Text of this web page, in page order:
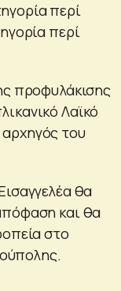
περί
περί
προφυλάκισης
Λαϊκό
του
θα
και θα
στο